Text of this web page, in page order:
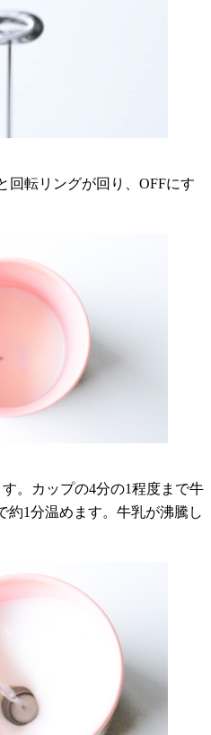
回転リングが回り、OFFにす
。カップの4分の1程度まで牛
約1分温めます。牛乳が沸騰し